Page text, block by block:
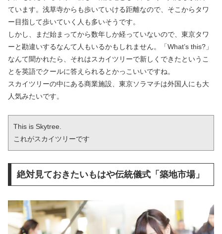
ています。浅草寺からも歩いていける距離なので、そこからタワ
ー目指して歩いていく人も多いそうです。
しかし、まだ始まってから数年しか経っていないので、東京タワ
ーと勘違いするなんて人もいるかもしれません。「What’s this?」
なんて聞かれたら、それはスカイツリーで新しくできたというこ
とを英語でクールに答えられるとかっこいいですね。
スカイツリーの中にある商業施設、東京ソラマチは外国人にも大
人気みたいです。
This is Skytree.
これがスカイツリーです
絶対見ておきたいもはや伝統儀式「築地市場」